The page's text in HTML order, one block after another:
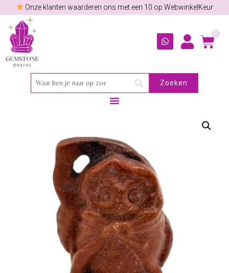
Onze klanten waarderen ons met een 10 op WebwinkelKeur
0